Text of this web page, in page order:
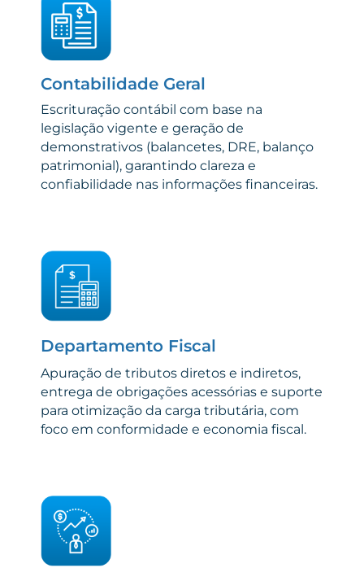
Contabilidade Geral
Escrituração contábil com base na
legislação vigente e geração de
demonstrativos (balancetes, DRE, balanço
patrimonial), garantindo clareza e
confiabilidade nas informações financeiras.
Departamento Fiscal
Apuração de tributos diretos e indiretos,
entrega de obrigações acessórias e suporte
para otimização da carga tributária, com
foco em conformidade e economia fiscal.